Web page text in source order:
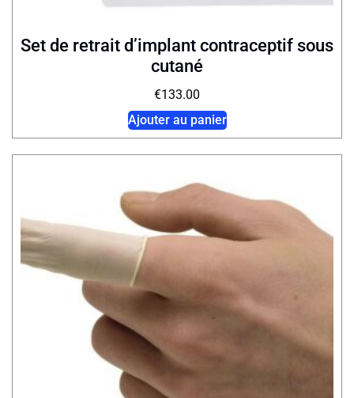
Set de retrait d’implant contraceptif sous
cutané
€133.00
Ajouter au panier